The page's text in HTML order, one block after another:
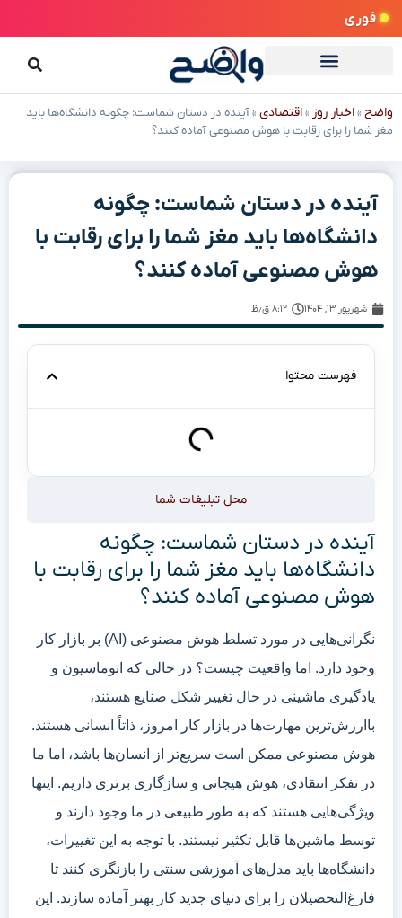
فوری
واضح »اخبار روز »اقتصادی »آینده در دستان شماست: چگونه دانشگاه‌ها باید
مغز شما را برای رقابت با هوش مصنوعی آماده کنند؟
آینده در دستان شماست: چگونه
دانشگاه‌ها باید مغز شما را برای رقابت با
هوش مصنوعی آماده کنند؟
شهریور ۱۳, ۱۴۰۴ ۸:۱۲ ق٫ظ
فهرست محتوا
محل تبلیغات شما
آینده در دستان شماست: چگونه
دانشگاه‌ها باید مغز شما را برای رقابت با
هوش مصنوعی آماده کنند؟
نگرانی‌هایی در مورد تسلط هوش مصنوعی (AI) بر بازار کار
وجود دارد. اما واقعیت چیست؟ در حالی که اتوماسیون و
یادگیری ماشینی در حال تغییر شکل صنایع هستند،
باارزش‌ترین مهارت‌ها در بازار کار امروز، ذاتاً انسانی هستند.
هوش مصنوعی ممکن است سریع‌تر از انسان‌ها باشد، اما ما
در تفکر انتقادی، هوش هیجانی و سازگاری برتری داریم. اینها
ویژگی‌هایی هستند که به طور طبیعی در ما وجود دارند و
توسط ماشین‌ها قابل تکثیر نیستند. با توجه به این تغییرات،
دانشگاه‌ها باید مدل‌های آموزشی سنتی را بازنگری کنند تا
فارغ‌التحصیلان را برای دنیای جدید کار بهتر آماده سازند. این